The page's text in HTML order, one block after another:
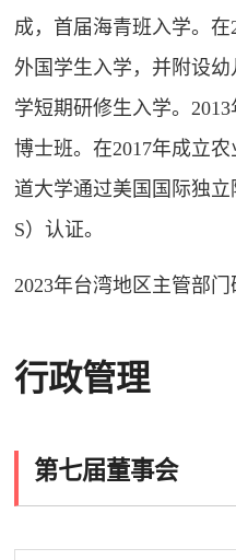
成，首届海青班入学。在
外国学生入学，并附设
学短期研修生入学。
博士班。在2017年成立
道大学通过美国国际独
S）认证。
2023年台湾地区主管部门
行政管理
第七届董事会